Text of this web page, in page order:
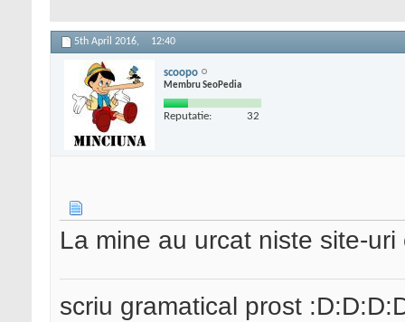
5th April 2016, 12:40
scoopo
Membru SeoPedia
Reputatie: 32
La mine au urcat niste site-
scriu gramatical prost